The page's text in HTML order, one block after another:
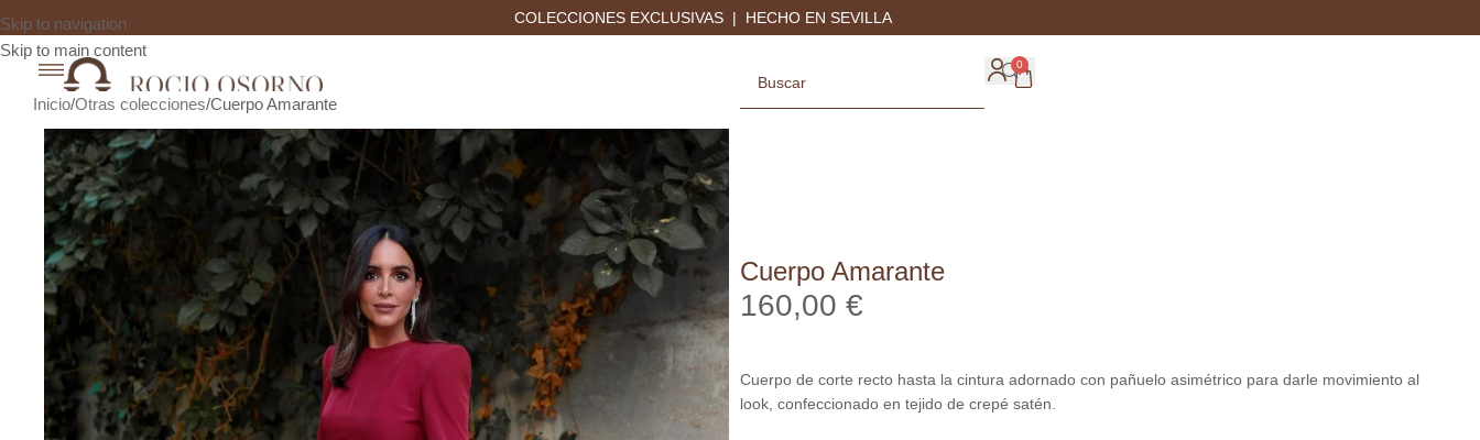
Skip to navigation
Skip to main content
COLECCIONES EXCLUSIVAS | HECHO EN SEVILLA
0
Inicio Otras colecciones Cuerpo Amarante
Cuerpo Amarante
160,00 €
Cuerpo de corte recto hasta la cintura adornado con pañuelo asimétrico para darle movimiento al
look, confeccionado en tejido de crepé satén.